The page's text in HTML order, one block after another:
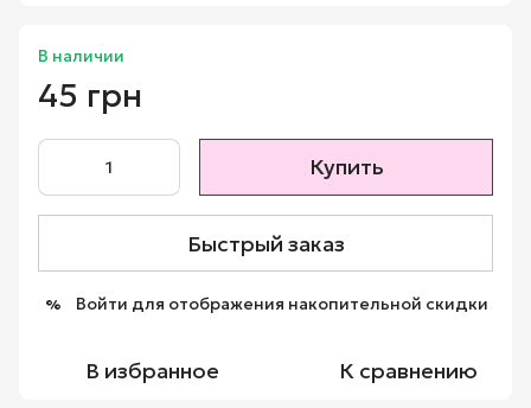
В наличии
45 грн
Купить
Быстрый заказ
% Войти для отображения накопительной скидки
В избранное К сравнению